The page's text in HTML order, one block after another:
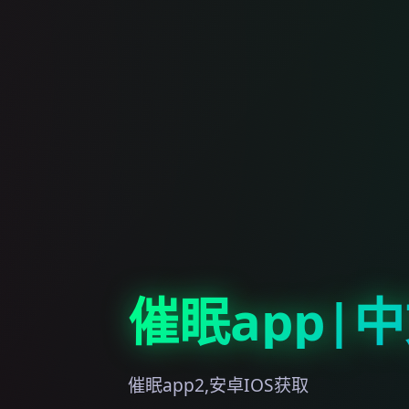
催眠app|
催眠app2,安卓IOS获取